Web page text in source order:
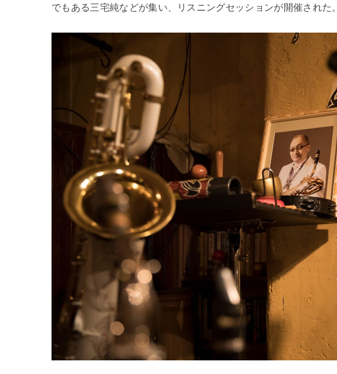
でもある三宅純などが集い、リスニングセッションが開催された。